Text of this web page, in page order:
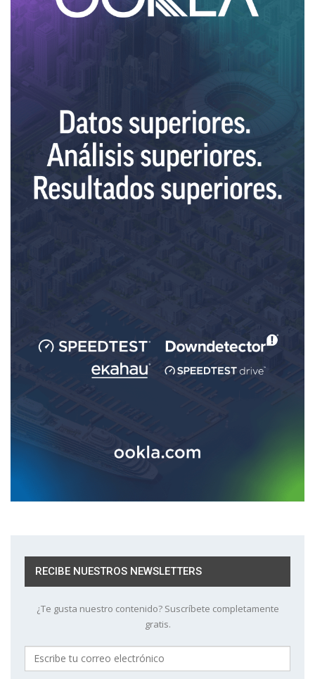
RECIBE NUESTROS NEWSLETTERS
¿Te gusta nuestro contenido? Suscríbete completamente
gratis.